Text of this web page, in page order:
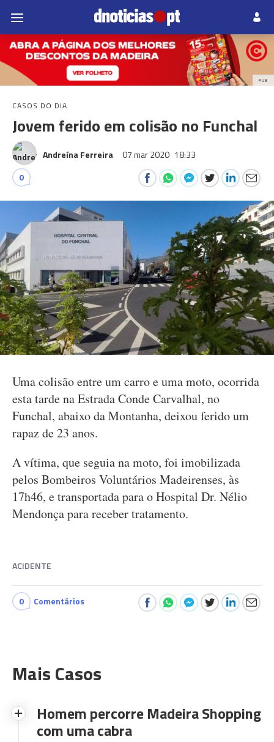
PUB
CASOS DO DIA
Jovem ferido em colisão no Funchal
Andreína Ferreira 07 mar 2020 18:33
0
Uma colisão entre um carro e uma moto, ocorrida
esta tarde na Estrada Conde Carvalhal, no
Funchal, abaixo da Montanha, deixou ferido um
rapaz de 23 anos.
A vítima, que seguia na moto, foi imobilizada
pelos Bombeiros Voluntários Madeirenses, às
17h46, e transportada para o Hospital Dr. Nélio
Mendonça para receber tratamento.
ACIDENTE
0 Comentários
Mais Casos
Homem percorre Madeira Shopping
com uma cabra